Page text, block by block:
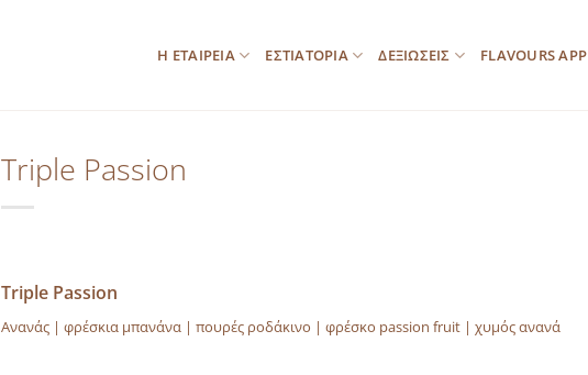
Η ΕΤΑΙΡΕΙΑ ΕΣΤΙΑΤΟΡΙΑ ΔΕΞΙΩΣΕΙΣ FLAVOURS APP
Triple Passion
Triple Passion
Ανανάς | φρέσκια μπανάνα | πουρές ροδάκινο | φρέσκο passion fruit | χυμός ανανά